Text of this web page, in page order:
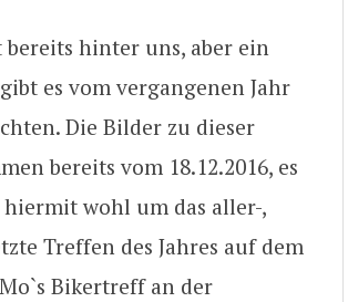
bereits hinter uns, aber ein
es vom vergangenen Jahr
Die Bilder zu dieser
bereits vom 18.12.2016, es
wohl um das aller-,
Treffen des Jahres auf dem
Bikertreff an der